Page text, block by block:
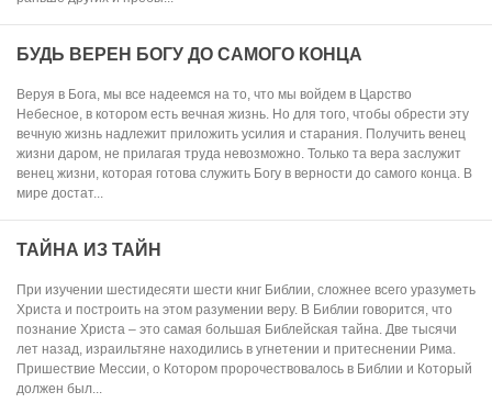
БУДЬ ВЕРЕН БОГУ ДО САМОГО КОНЦА
Веруя в Бога, мы все надеемся на то, что мы войдем в Царство
Небесное, в котором есть вечная жизнь. Но для того, чтобы обрести эту
вечную жизнь надлежит приложить усилия и старания. Получить венец
жизни даром, не прилагая труда невозможно. Только та вера заслужит
венец жизни, которая готова служить Богу в верности до самого конца. В
мире достат...
ТАЙНА ИЗ ТАЙН
При изучении шестидесяти шести книг Библии, сложнее всего уразуметь
Христа и построить на этом разумении веру. В Библии говорится, что
познание Христа – это самая большая Библейская тайна. Две тысячи
лет назад, израильтяне находились в угнетении и притеснении Рима.
Пришествие Мессии, о Котором пророчествовалось в Библии и Который
должен был...